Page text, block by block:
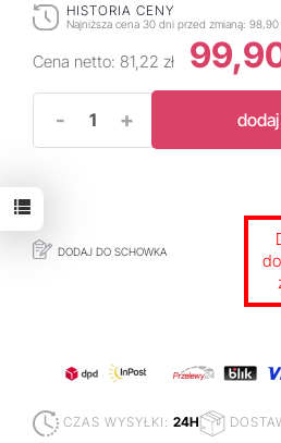
HISTORIA CENY
Najniższa cena 30 dni przed zmianą: 98,90
Cena netto: 81,22 zł
- +
DODAJ DO SCHOWKA
CZAS WYSYŁKI: 24H